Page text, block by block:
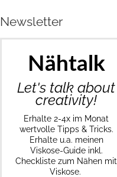
Newsletter
Nähtalk
Let's talk about
creativity!
Erhalte 2-4x im Monat
wertvolle Tipps & Tricks.
Erhalte u.a. meinen
Viskose-Guide inkl.
Checkliste zum Nähen mit
Viskose.